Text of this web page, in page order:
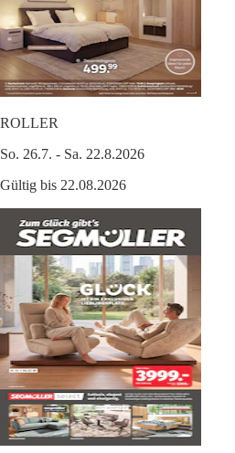
ROLLER
So. 26.7. - Sa. 22.8.2026
Gültig bis 22.08.2026